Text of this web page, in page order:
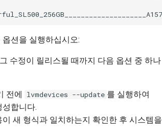
션을 실행하십시오:
수정이 릴리스될 때까지 다음 옵션 중 하나
전에 lvmdevices --update 를 실행하여
성합니다.
이 새 형식과 일치하는지 확인한 후 시스템을